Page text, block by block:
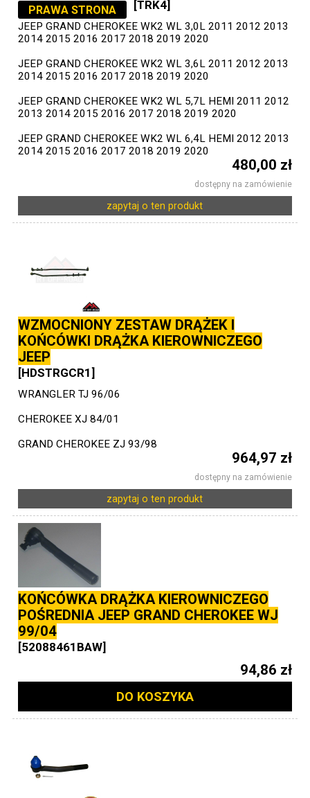
PRAWA STRONA [TRK4]
JEEP GRAND CHEROKEE WK2 WL 3,0L 2011 2012 2013
2014 2015 2016 2017 2018 2019 2020
JEEP GRAND CHEROKEE WK2 WL 3,6L 2011 2012 2013
2014 2015 2016 2017 2018 2019 2020
JEEP GRAND CHEROKEE WK2 WL 5,7L HEMI 2011 2012
2013 2014 2015 2016 2017 2018 2019 2020
JEEP GRAND CHEROKEE WK2 WL 6,4L HEMI 2012 2013
2014 2015 2016 2017 2018 2019 2020
480,00 zł
dostępny na zamówienie
zapytaj o ten produkt
WZMOCNIONY ZESTAW DRĄŻEK I
KOŃCÓWKI DRĄŻKA KIEROWNICZEGO
JEEP
[HDSTRGCR1]
WRANGLER TJ 96/06
CHEROKEE XJ 84/01
GRAND CHEROKEE ZJ 93/98
964,97 zł
dostępny na zamówienie
zapytaj o ten produkt
KOŃCÓWKA DRĄŻKA KIEROWNICZEGO
POŚREDNIA JEEP GRAND CHEROKEE WJ
99/04
[52088461BAW]
94,86 zł
DO KOSZYKA